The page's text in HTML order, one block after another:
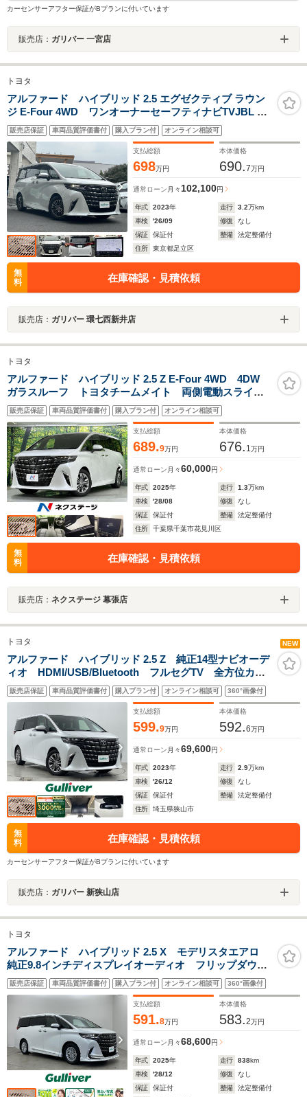
カーセンサーアフター保証がBプランに付いています
販売店： ガリバー 一宮店
トヨタ
アルファード ハイブリッド 2.5 エグゼクティブ ラウン
ジ E-Four 4WD ワンオーナーセーフティナビTVJBL フ
リップダウンモニター全周囲カメラ革シート両側パワス
ラサンルーフメモリ付きパワーシートパワーバックドア
シートヒーターエアーシートリラクゼーション
販売店保証 車両品質評価書付 購入プラン付 オンライン相談可
支払総額
698万円
本体価格
690.7万円
通常ローン 月々102,100円
年式 2023年 走行 3.2万km
車検
'26/09 修復
なし
保証
保証付 整備
法定整備付
住所
東京都足立区
無
料
在庫確認・見積依頼
販売店： ガリバー 環七西新井店
トヨタ
アルファード ハイブリッド 2.5 Z E-Four 4WD 4DW
ガラスルーフ トヨタチームメイト 両側電動スライド
ドア 後席モニター 純正14ナビ 全周囲カメラ アド
バンスドパーク 禁煙車 アダプティブクルーズコント
ロール 衝突軽減装置 コーナーセンサー
販売店保証 車両品質評価書付 購入プラン付 オンライン相談可
支払総額
689.9万円
本体価格
676. 1万円
通常ローン 月々60,000円
年式 2025年 走行 1.3万km
車検
'28/08 修復
なし
保証
保証付 整備
法定整備付
住所
千葉県千葉市花見川区
無
料
在庫確認・見積依頼
販売店： ネクステージ 幕張店
トヨタ NEW
アルファード ハイブリッド 2.5 Z 純正14型ナビオーデ
ィオ HDMI/USB/Bluetooth フルセグTV 全方位カメ
ラ ブラックレザーシート サンルーフ HUD フリッ
プダウンモニター 両側パワースライドドア パワーバ
ックドア
販売店保証 車両品質評価書付 購入プラン付 オンライン相談可 360°画像付
支払総額
599.9万円
本体価格
592.6万円
通常ローン 月々69,600円
年式 2023年 走行 2.9万km
車検
'26/12 修復
なし
保証
保証付 整備
法定整備付
住所
埼玉県狭山市
無
料
在庫確認・見積依頼
カーセンサーアフター保証がBプランに付いています
販売店： ガリバー 新狭山店
トヨタ
アルファード ハイブリッド 2.5 X モデリスタエアロ
純正9.8インチディスプレイオーディオ フリップダウン
モニター パノラミックビュー ユニバーサルステッ
プ ETC2.0 ドラレコ デジタルミラー シートヒータ
販売店保証 車両品質評価書付 購入プラン付 オンライン相談可 360°画像付
支払総額
591.8万円
本体価格
583.2万円
通常ローン 月々68,600円
年式 2025年 走行 838km
車検
'28/12 修復
なし
保証
保証付 整備
法定整備付